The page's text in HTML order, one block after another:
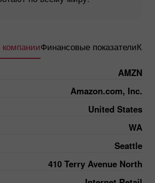
Финансовые показатели
AMZN
Amazon.com, Inc.
United States
WA
Seattle
410 Terry Avenue North